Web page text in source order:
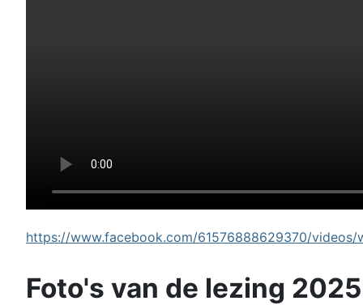
https://www.facebook.com/61576888629370/
Foto's van de lezing